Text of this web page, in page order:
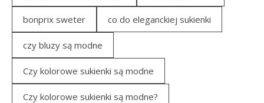
bonprix sweter co do eleganckiej sukienki
czy bluzy są modne
Czy kolorowe sukienki są modne
Czy kolorowe sukienki są modne?